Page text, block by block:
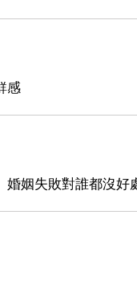
感
姻失敗對誰都沒好